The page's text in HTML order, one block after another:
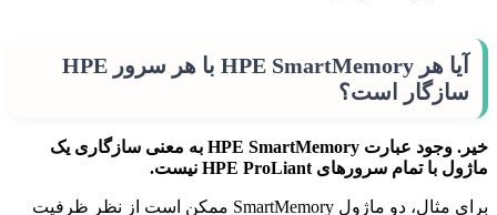
آیا هر HPE SmartMemory با هر سرور HPE
سازگار است؟
خیر. وجود عبارت HPE SmartMemory به معنی سازگاری یک
ماژول با تمام سرورهای HPE ProLiant نیست.
برای مثال، دو ماژول SmartMemory ممکن است از نظر ظرفیت